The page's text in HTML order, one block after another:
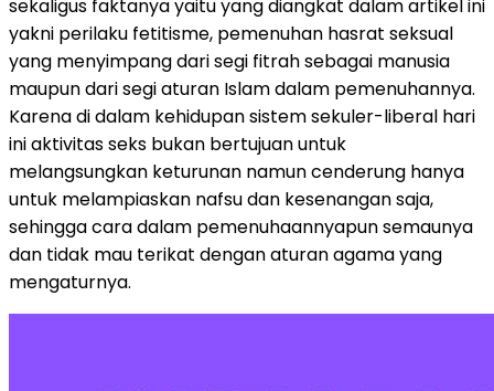
sekaligus faktanya yaitu yang diangkat dalam artikel ini
yakni perilaku fetitisme, pemenuhan hasrat seksual
yang menyimpang dari segi fitrah sebagai manusia
maupun dari segi aturan Islam dalam pemenuhannya.
Karena di dalam kehidupan sistem sekuler-liberal hari
ini aktivitas seks bukan bertujuan untuk
melangsungkan keturunan namun cenderung hanya
untuk melampiaskan nafsu dan kesenangan saja,
sehingga cara dalam pemenuhaannyapun semaunya
dan tidak mau terikat dengan aturan agama yang
mengaturnya.